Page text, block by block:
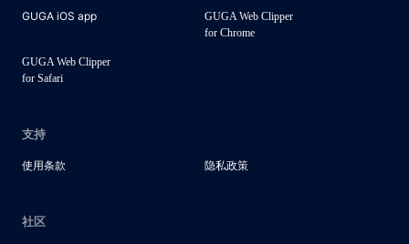
GUGA iOS app
GUGA Web Clipper
for Chrome
GUGA Web Clipper
for Safari
支持
使用条款 隐私政策
社区